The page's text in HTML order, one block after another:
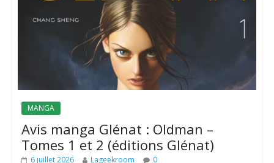
MANGA
Avis manga Glénat : Oldman –
Tomes 1 et 2 (éditions Glénat)
6 juillet 2026 Lageekroom 0